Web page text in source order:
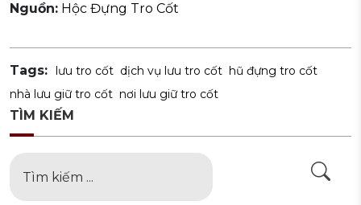
Nguồn: Hộc Đựng Tro Cốt
Tags: lưu tro cốt dịch vụ lưu tro cốt hũ đựng tro cốt
nhà lưu giữ tro cốt nơi lưu giữ tro cốt
TÌM KIẾM